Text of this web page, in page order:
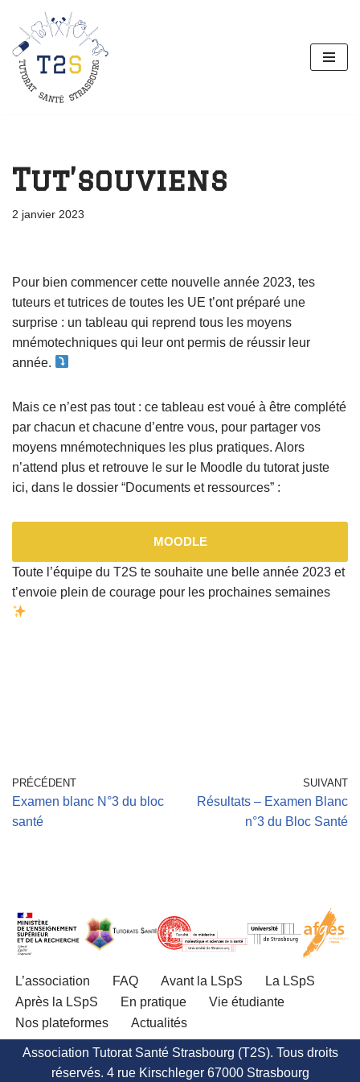
Aller
au
contenu
Tut’souviens
2 janvier 2023
Pour bien commencer cette nouvelle année 2023, tes
tuteurs et tutrices de toutes les UE t’ont préparé une
surprise : un tableau qui reprend tous les moyens
mnémotechniques qui leur ont permis de réussir leur
année.
Mais ce n’est pas tout : ce tableau est voué à être complété
par chacun et chacune d’entre vous, pour partager vos
moyens mnémotechniques les plus pratiques. Alors
n’attend plus et retrouve le sur le Moodle du tutorat juste
ici, dans le dossier “Documents et ressources” :
MOODLE
Toute l’équipe du T2S te souhaite une belle année 2023 et
t’envoie plein de courage pour les prochaines semaines
PRÉCÉDENT
Examen blanc N°3 du bloc
santé
SUIVANT
Résultats – Examen Blanc
n°3 du Bloc Santé
L’association FAQ Avant la LSpS
La LSpS
Après la LSpS
En pratique
Vie étudiante
Nos plateformes
Actualités
Association Tutorat Santé Strasbourg (T2S). Tous droits
réservés. 4 rue Kirschleger 67000 Strasbourg